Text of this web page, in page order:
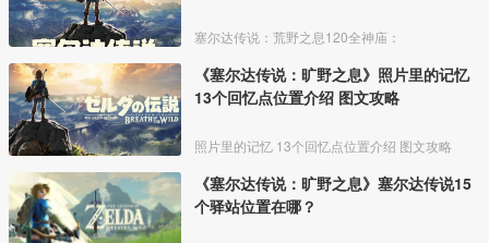
塞尔达传说：荒野之息120全神庙：
《塞尔达传说：旷野之息》照片里的记忆
13个回忆点位置介绍 图文攻略
照片里的记忆 13个回忆点位置介绍 图文攻略
《塞尔达传说：旷野之息》塞尔达传说15
个驿站位置在哪？